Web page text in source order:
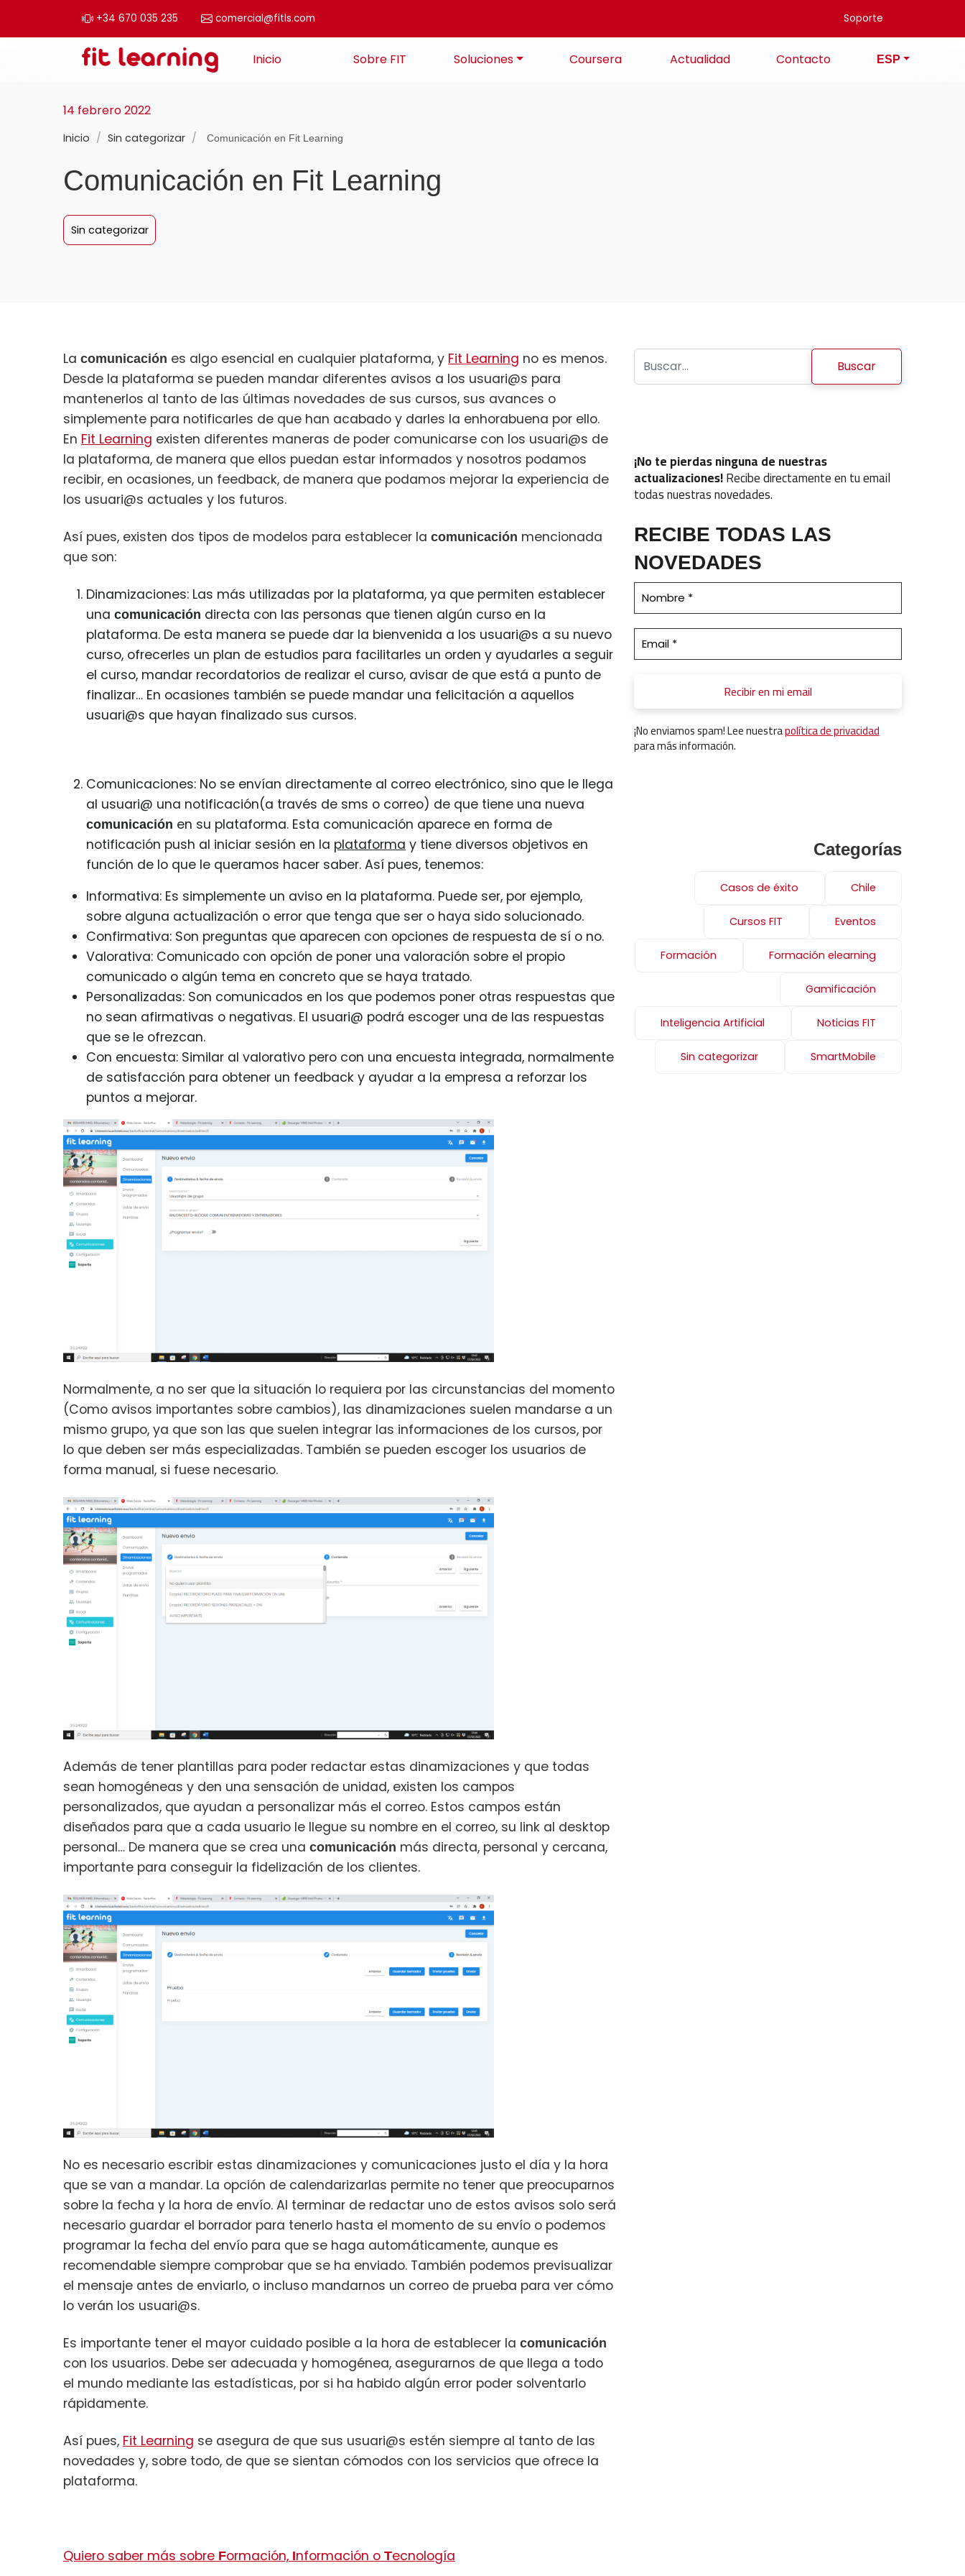
+34 670 035 235 comercial@fitls.com Soporte
Saltar al contenido
Navegación principal Inicio Sobre FIT Soluciones Coursera Actualidad Contacto ESP
14 febrero 2022
Inicio / Sin categorizar / Comunicación en Fit Learning
Comunicación en Fit Learning
Sin categorizar
La comunicación es algo esencial en cualquier plataforma, y Fit Learning no es menos.
Desde la plataforma se pueden mandar diferentes avisos a los usuari@s para
mantenerlos al tanto de las últimas novedades de sus cursos, sus avances o
simplemente para notificarles de que han acabado y darles la enhorabuena por ello.
En Fit Learning existen diferentes maneras de poder comunicarse con los usuari@s de
la plataforma, de manera que ellos puedan estar informados y nosotros podamos
recibir, en ocasiones, un feedback, de manera que podamos mejorar la experiencia de
los usuari@s actuales y los futuros.
Así pues, existen dos tipos de modelos para establecer la comunicación mencionada
que son:
Dinamizaciones: Las más utilizadas por la plataforma, ya que permiten establecer
una comunicación directa con las personas que tienen algún curso en la
plataforma. De esta manera se puede dar la bienvenida a los usuari@s a su nuevo
curso, ofrecerles un plan de estudios para facilitarles un orden y ayudarles a seguir
el curso, mandar recordatorios de realizar el curso, avisar de que está a punto de
finalizar… En ocasiones también se puede mandar una felicitación a aquellos
usuari@s que hayan finalizado sus cursos.
Comunicaciones: No se envían directamente al correo electrónico, sino que le llega
al usuari@ una notificación(a través de sms o correo) de que tiene una nueva
comunicación en su plataforma. Esta comunicación aparece en forma de
notificación push al iniciar sesión en la plataforma y tiene diversos objetivos en
función de lo que le queramos hacer saber. Así pues, tenemos:
Informativa: Es simplemente un aviso en la plataforma. Puede ser, por ejemplo,
sobre alguna actualización o error que tenga que ser o haya sido solucionado.
Confirmativa: Son preguntas que aparecen con opciones de respuesta de sí o no.
Valorativa: Comunicado con opción de poner una valoración sobre el propio
comunicado o algún tema en concreto que se haya tratado.
Personalizadas: Son comunicados en los que podemos poner otras respuestas que
no sean afirmativas o negativas. El usuari@ podrá escoger una de las respuestas
que se le ofrezcan.
Con encuesta: Similar al valorativo pero con una encuesta integrada, normalmente
de satisfacción para obtener un feedback y ayudar a la empresa a reforzar los
puntos a mejorar.
Normalmente, a no ser que la situación lo requiera por las circunstancias del momento
(Como avisos importantes sobre cambios), las dinamizaciones suelen mandarse a un
mismo grupo, ya que son las que suelen integrar las informaciones de los cursos, por
lo que deben ser más especializadas. También se pueden escoger los usuarios de
forma manual, si fuese necesario.
Además de tener plantillas para poder redactar estas dinamizaciones y que todas
sean homogéneas y den una sensación de unidad, existen los campos
personalizados, que ayudan a personalizar más el correo. Estos campos están
diseñados para que a cada usuario le llegue su nombre en el correo, su link al desktop
personal… De manera que se crea una comunicación más directa, personal y cercana,
importante para conseguir la fidelización de los clientes.
No es necesario escribir estas dinamizaciones y comunicaciones justo el día y la hora
que se van a mandar. La opción de calendarizarlas permite no tener que preocuparnos
sobre la fecha y la hora de envío. Al terminar de redactar uno de estos avisos solo será
necesario guardar el borrador para tenerlo hasta el momento de su envío o podemos
programar la fecha del envío para que se haga automáticamente, aunque es
recomendable siempre comprobar que se ha enviado. También podemos previsualizar
el mensaje antes de enviarlo, o incluso mandarnos un correo de prueba para ver cómo
lo verán los usuari@s.
Es importante tener el mayor cuidado posible a la hora de establecer la comunicación
con los usuarios. Debe ser adecuada y homogénea, asegurarnos de que llega a todo
el mundo mediante las estadísticas, por si ha habido algún error poder solventarlo
rápidamente.
Así pues, Fit Learning se asegura de que sus usuari@s estén siempre al tanto de las
novedades y, sobre todo, de que se sientan cómodos con los servicios que ofrece la
plataforma.
Quiero saber más sobre Formación, Información o Tecnología
Buscar:
¡No te pierdas ninguna de nuestras
actualizaciones!Recibe directamente en tu email
todas nuestras novedades.
RECIBE TODAS LAS
NOVEDADES
¡No enviamos spam! Lee nuestrapolítica de privacidad
para más información.
Categorías
Casos de éxito Chile
Cursos FIT Eventos
Formación Formación elearning
Gamificación
Inteligencia Artificial Noticias FIT
Sin categorizar SmartMobile